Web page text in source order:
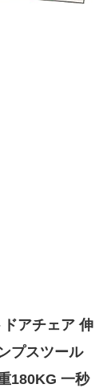
アチェア 伸
プスツール
180KG 一秒